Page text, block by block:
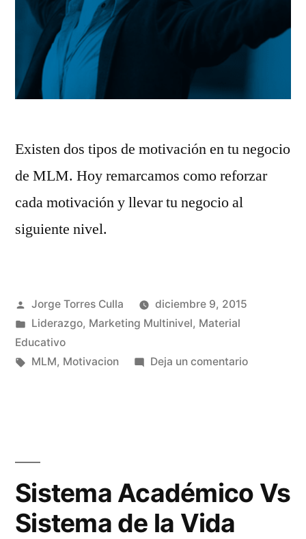
Existen dos tipos de motivación en tu negocio
de MLM. Hoy remarcamos como reforzar
cada motivación y llevar tu negocio al
siguiente nivel.
Publicado
por
Jorge Torres Culla
diciembre 9, 2015
Publicado
en
Liderazgo, Marketing Multinivel, Material
Educativo
Etiquetas:
MLM, Motivacion Deja un comentarioen
Sistema Académico Vs
Sistema de la Vida